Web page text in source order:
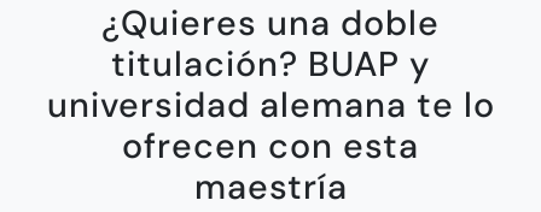
¿Quieres una doble
titulación? BUAP y
universidad alemana te lo
ofrecen con esta
maestría